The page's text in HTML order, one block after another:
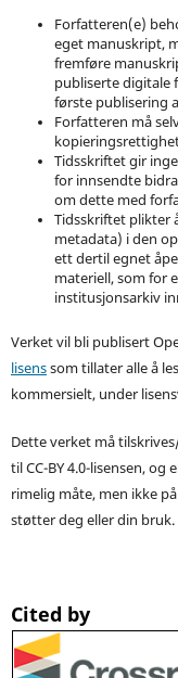
Forfatteren(e)
eget manuskript,
fremføre
publiserte digitale
første publisering
Forfatteren må
Tidsskriftet gir
for innsendte
om dette med
Tidsskriftet plikter
metadata) i den
ett dertil egnet
materiell, som for
institusjonsarkiv
Verket vil bli publisert
lisenssom tillater alle å
kommersielt, under
Dette verket må
til CC-BY 4.0-lisensen,
rimelig måte, men ikke
støtter deg eller din bruk.
Cited by